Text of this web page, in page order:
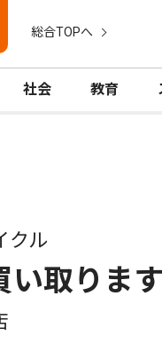
総合TOPへ
社会 教育
クル
い取ります